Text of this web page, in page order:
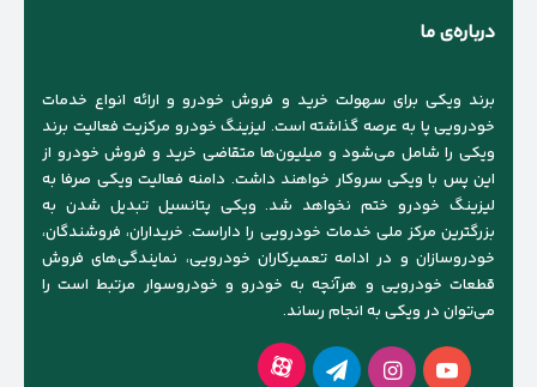
درباره‌ی ما
برند ویکی برای سهولت خرید و فروش خودرو و ارائه انواع خدمات
خودرویی پا به عرصه گذاشته است. لیزینگ خودرو مرکزیت فعالیت برند
ویکی را شامل می‌شود و میلیون‌ها متقاضی خرید و فروش خودرو از
این پس با ویکی سروکار خواهند داشت. دامنه فعالیت ویکی صرفا به
لیزینگ خودرو ختم نخواهد شد. ویکی پتانسیل تبدیل شدن به
بزرگترین مرکز ملی خدمات خودرویی را داراست. خریداران، فروشندگان،
خودروسازان و در ادامه تعمیرکاران خودرویی، نمایندگی‌های فروش
قطعات خودرویی و هرآنچه به خودرو و خودروسوار مرتبط است را
می‌توان در ویکی به انجام رساند.
یوتیوباینستاگرام
تلگرام آپارات